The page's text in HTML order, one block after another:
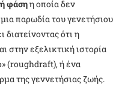
φάσηη οποία δεν
παρωδία του γενετήσιου
ότι η
στην εξελικτική ιστορία
(roughdraft), ή ένα
της γεννετήσιας ζωής.